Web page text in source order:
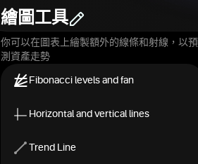
繪圖工具
你可以在圖表上繪製額外的線條和射線，以預
測資產走勢
Fibonacci levels and fan
Horizontal and vertical lines
Trend Line